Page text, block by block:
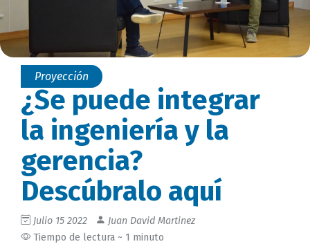
Proyección
¿Se puede integrar
la ingeniería y la
gerencia?
Descúbralo aquí
Julio 15 2022
Juan David Martinez
Tiempo de lectura ~ 1 minuto